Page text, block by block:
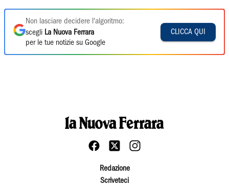
Non lasciare decidere l'algoritmo:
scegli La Nuova Ferrara
per le tue notizie su Google
CLICCA QUI
Redazione
Scriveteci